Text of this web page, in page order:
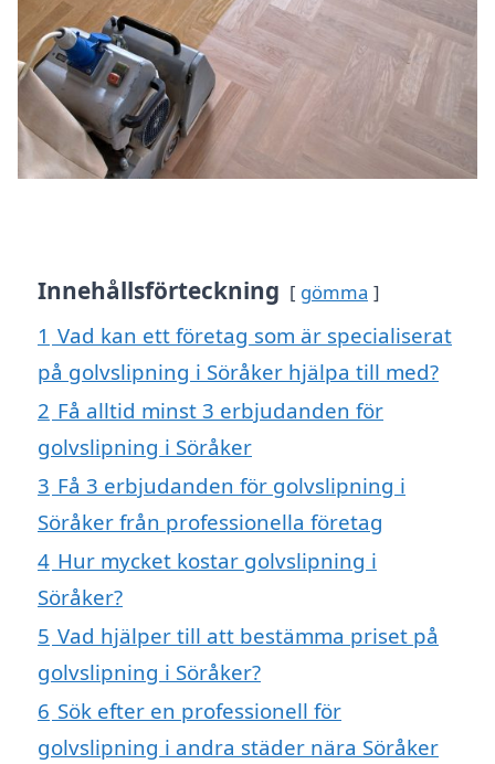
Innehållsförteckning gömma
1 Vad kan ett företag som är specialiserat
på golvslipning i Söråker hjälpa till med?
2 Få alltid minst 3 erbjudanden för
golvslipning i Söråker
3 Få 3 erbjudanden för golvslipning i
Söråker från professionella företag
4 Hur mycket kostar golvslipning i
Söråker?
5 Vad hjälper till att bestämma priset på
golvslipning i Söråker?
6 Sök efter en professionell för
golvslipning i andra städer nära Söråker